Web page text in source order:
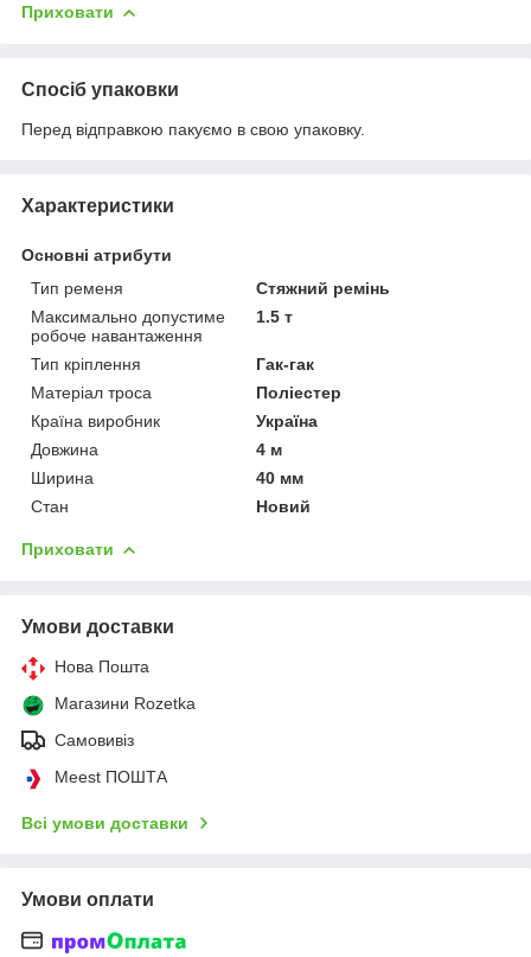
Приховати
Спосіб упаковки
Перед відправкою пакуємо в свою упаковку.
Характеристики
Основні атрибути
Тип ременя
Стяжний ремінь
Максимально допустиме
робоче навантаження
1.5 т
Тип кріплення
Гак-гак
Матеріал троса
Поліестер
Країна виробник
Україна
Довжина
4 м
Ширина
40 мм
Стан
Новий
Приховати
Умови доставки
Нова Пошта
Магазини Rozetka
Самовивіз
Meest ПОШТА
Всі умови доставки
Умови оплати